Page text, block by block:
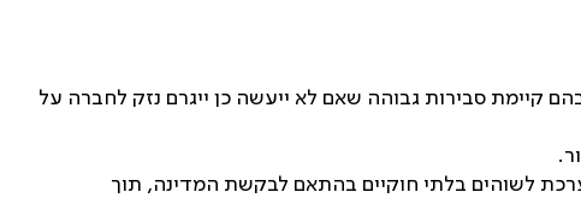
קיימת סבירות גבוהה שאם לא ייעשה כן ייגרם נזק לחברה על
לשוהים בלתי חוקיים בהתאם לבקשת המדינה, תוך